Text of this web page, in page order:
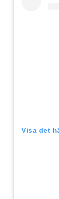
Visa det